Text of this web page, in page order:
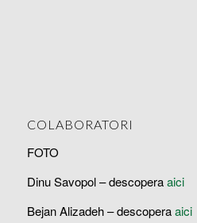
COLABORATORI
FOTO
Dinu Savopol – descoperaaici
Bejan Alizadeh – descoperaaici